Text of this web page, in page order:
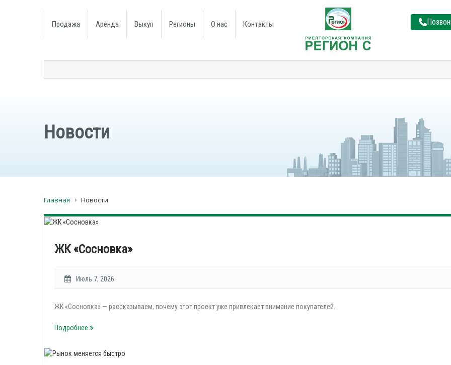
Продажа Аренда Выкуп Регионы О нас Контакты
Новости
Главная Новости
ЖК «Сосновка»
Июль 7, 2026
ЖК «Сосновка» — рассказываем, почему этот проект уже привлекает внимание покупателей.
Подробнее